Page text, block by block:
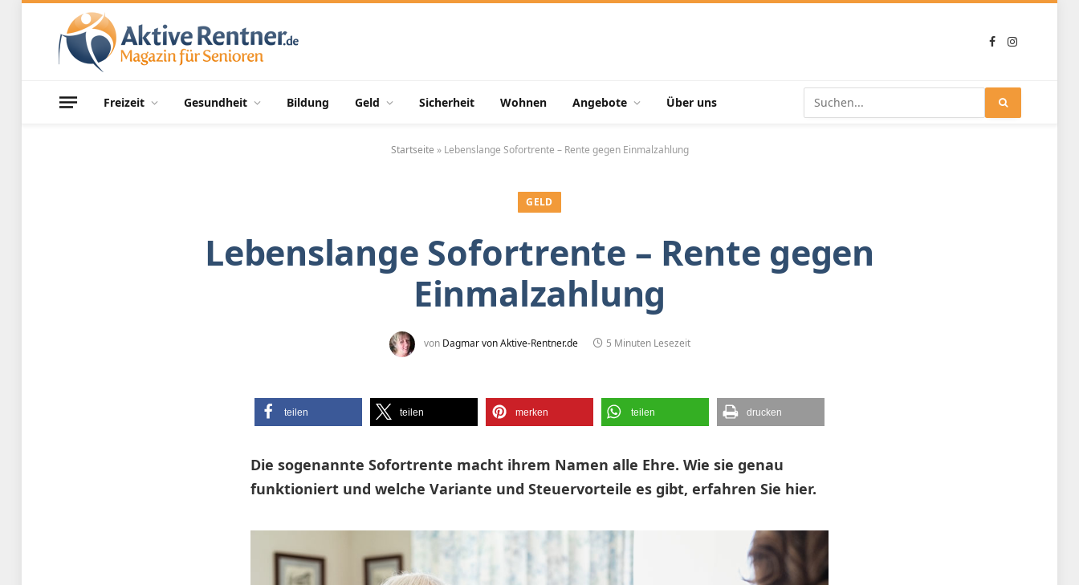
FacebookInstagram
Freizeit Gesundheit Bildung Geld Sicherheit Wohnen Angebote Über uns
Startseite » Lebenslange Sofortrente – Rente gegen Einmalzahlung
GELD
Lebenslange Sofortrente – Rente gegen
Einmalzahlung
von Dagmar von Aktive-Rentner.de 5 Minuten Lesezeit
teilen teilen merken teilen drucken
Die sogenannte Sofortrente macht ihrem Namen alle Ehre. Wie sie genau
funktioniert und welche Variante und Steuervorteile es gibt, erfahren Sie hier.